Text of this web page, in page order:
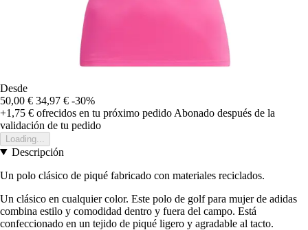
Desde
50,00 € 34,97 € -30%
+1,75 € ofrecidos en tu próximo pedido Abonado después de la
validación de tu pedido
Loading...
Descripción
Un polo clásico de piqué fabricado con materiales reciclados.
Un clásico en cualquier color. Este polo de golf para mujer de adidas
combina estilo y comodidad dentro y fuera del campo. Está
confeccionado en un tejido de piqué ligero y agradable al tacto.